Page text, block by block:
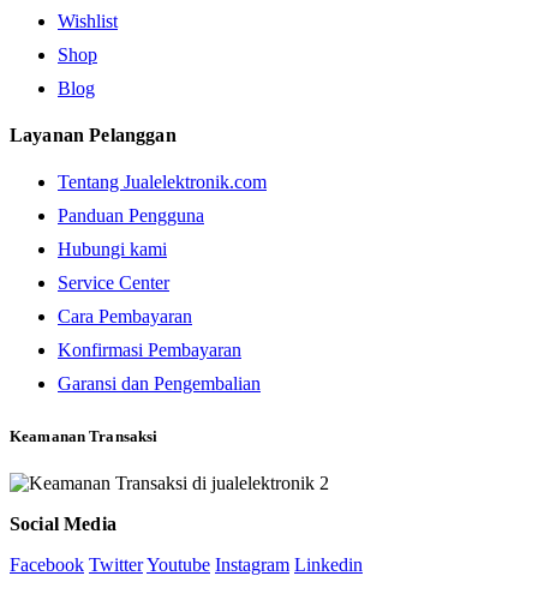
Wishlist
Shop
Blog
Layanan Pelanggan
Tentang Jualelektronik.com
Panduan Pengguna
Hubungi kami
Service Center
Cara Pembayaran
Konfirmasi Pembayaran
Garansi dan Pengembalian
Keamanan Transaksi
Social Media
Facebook TwitterYoutube Instagram Linkedin